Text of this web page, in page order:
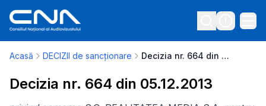
Acasă DECIZII de sancționare Decizia nr. 664 din 05.12.2013
Decizia nr. 664 din 05.12.2013